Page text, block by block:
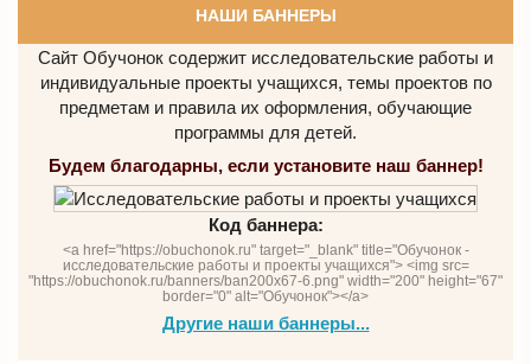
НАШИ БАННЕРЫ
Сайт Обучонок содержит исследовательские работы и
индивидуальные проекты учащихся, темы проектов по
предметам и правила их оформления, обучающие
программы для детей.
Будем благодарны, если установите наш баннер!
Код баннера:
<a href="https://obuchonok.ru" target="_blank" title="Обучонок -
исследовательские работы и проекты учащихся"> <img src=
"https://obuchonok.ru/banners/ban200x67-6.png" width="200" height="67"
border="0" alt="Обучонок"></a>
Другие наши баннеры...